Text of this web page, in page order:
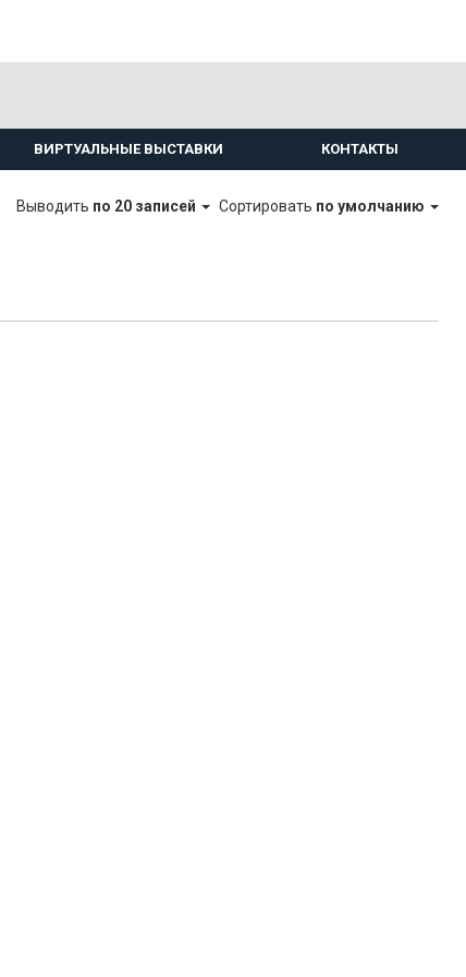
ВИРТУАЛЬНЫЕ ВЫСТАВКИ КОНТАКТЫ
Выводить по 20 записей Сортировать по умолчанию